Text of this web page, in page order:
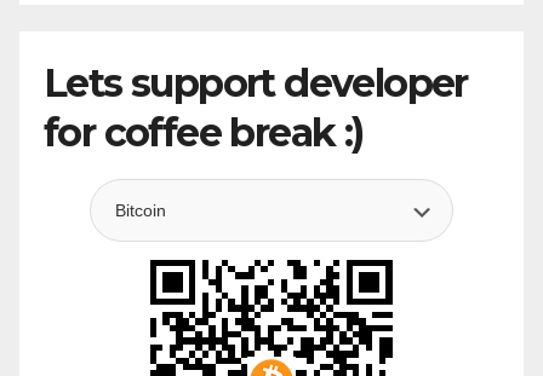
Lets support developer
for coffee break :)